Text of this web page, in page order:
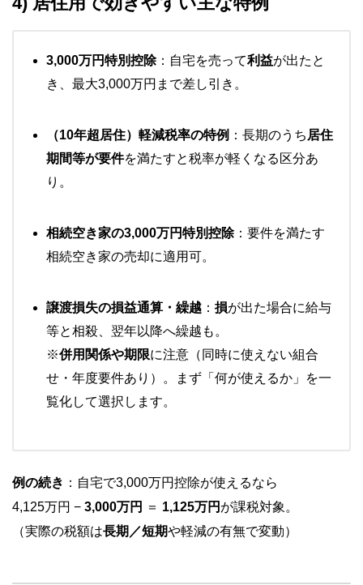
3,000万円特別控除：自宅を売って利益が出たと
き、最大3,000万円まで差し引き。
（10年超居住）軽減税率の特例 ：長期のうち 居住
期間等が要件を満たすと税率が軽くなる区分あ
り。
相続空き家の3,000万円特別控除：要件を満たす
相続空き家の売却に適用可。
譲渡損失の損益通算・繰越 ： 損が出た場合に給与
等と相殺、翌年以降へ繰越も。
※併用関係や期限に注意（同時に使えない組合
せ・年度要件あり）。まず「何が使えるか」を一
覧化して選択します。
例の続き ：自宅で3,000万円控除が使えるなら
4,125万円 − 3,000万円 ＝ 1,125万円 が課税対象。
（実際の税額は長期／短期や軽減の有無で変動）